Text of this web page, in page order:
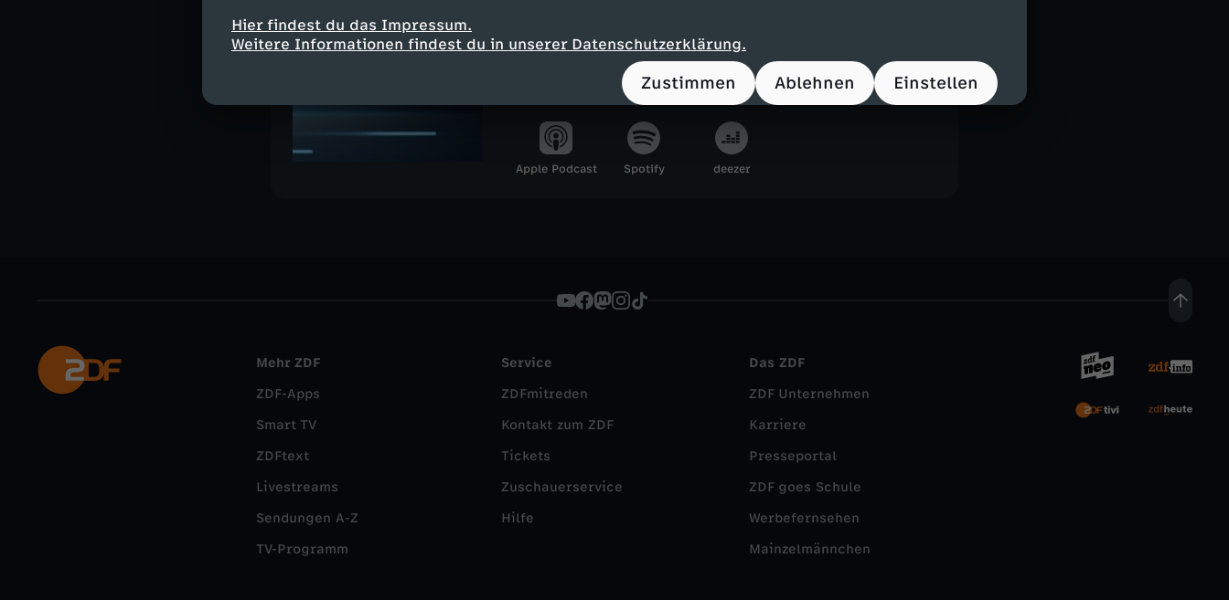
Hier findest du das Impressum.
Weitere Informationen findest du in unserer Datenschutzerklärung.
Zustimmen Ablehnen Einstellen
Gemeinsam mit Marietta Slomka, Christian
Sievers und Dunja Hayali blickt Helene Reiner in
jeder Folge auf ein wichtiges Thema der Woche.
Apple Podcast Spotify deezer
Mehr ZDF
ZDF-Apps
Smart TV
ZDFtext
Livestreams
Sendungen A-Z
TV-Programm
Service
ZDFmitreden
Kontakt zum ZDF
Tickets
Zuschauerservice
Hilfe
Das ZDF
ZDF Unternehmen
Karriere
Presseportal
ZDF goes Schule
Werbefernsehen
Mainzelmännchen